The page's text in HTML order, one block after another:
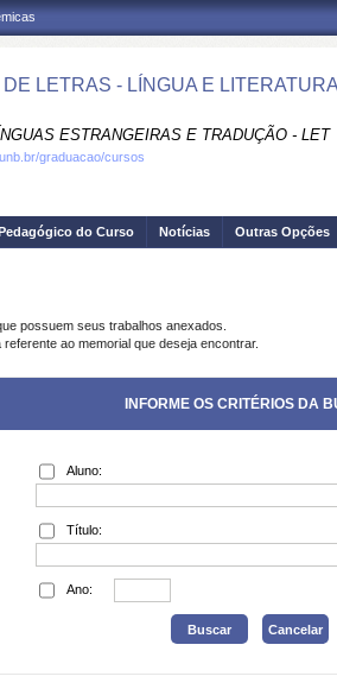
LETRAS - LÍNGUA E
ESTRANGEIRAS E TRADUÇÃO - LET
graduacao/cursos
do Curso Notícias Outras Opções
possuem seus trabalhos anexados.
ao memorial que deseja encontrar.
INFORME OS CRITÉRIOS DA
Aluno:
Título:
Ano: